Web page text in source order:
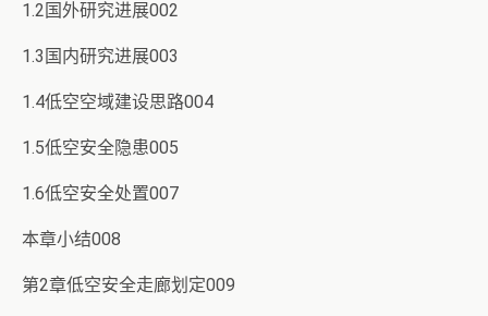
1.2国外研究进展002
1.3国内研究进展003
1.4低空空域建设思路004
1.5低空安全隐患005
1.6低空安全处置007
本章小结008
第2章低空安全走廊划定009